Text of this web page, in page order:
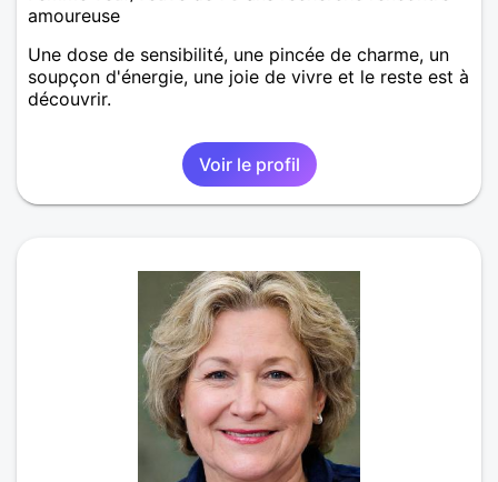
amoureuse
Une dose de sensibilité, une pincée de charme, un
soupçon d'énergie, une joie de vivre et le reste est à
découvrir.
Voir le profil